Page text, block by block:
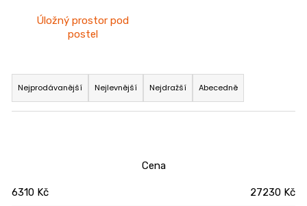
Úložný prostor pod
postel
Ř
a
z
r
Nejprodávanější Nejlevnější Nejdražší Abecedně
Cena
6310 Kč 27230 Kč
HLEDAT